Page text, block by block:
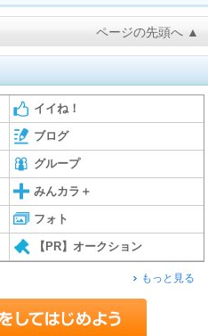
ページの先頭へ ▲
イイね！
ブログ
グループ
みんカラ＋
フォト
【PR】オークション
もっと見る